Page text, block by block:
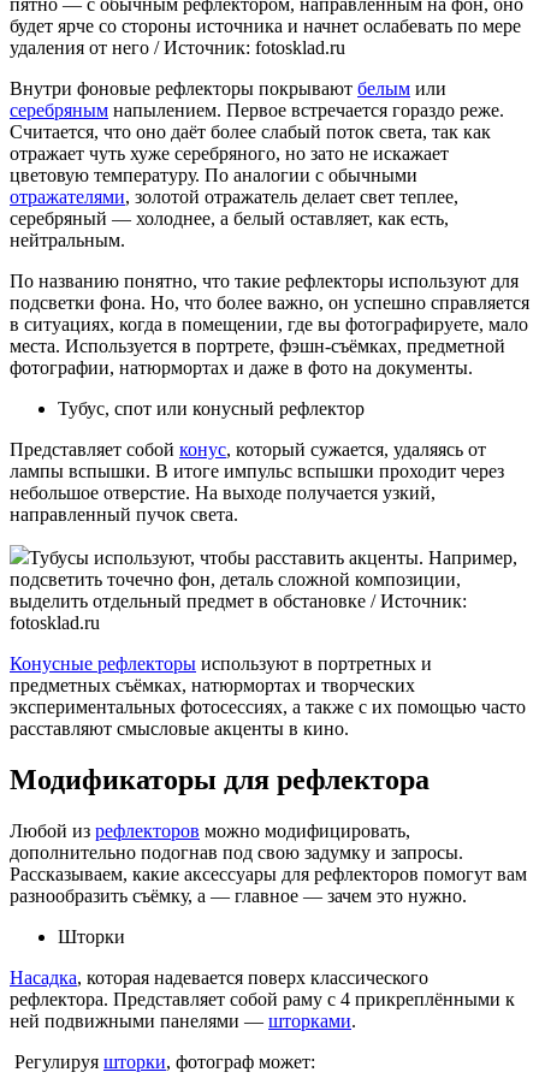
пятно — с обычным рефлектором, направленным на фон, оно
будет ярче со стороны источника и начнет ослабевать по мере
удаления от него / Источник: fotosklad.ru
Внутри фоновые рефлекторы покрывают белым или
серебряным напылением. Первое встречается гораздо реже.
Считается, что оно даёт более слабый поток света, так как
отражает чуть хуже серебряного, но зато не искажает
цветовую температуру. По аналогии с обычными
отражателями, золотой отражатель делает свет теплее,
серебряный — холоднее, а белый оставляет, как есть,
нейтральным.
По названию понятно, что такие рефлекторы используют для
подсветки фона. Но, что более важно, он успешно справляется
в ситуациях, когда в помещении, где вы фотографируете, мало
места. Используется в портрете, фэшн-съёмках, предметной
фотографии, натюрмортах и даже в фото на документы.
Тубус, спот или конусный рефлектор
Представляет собой конус, который сужается, удаляясь от
лампы вспышки. В итоге импульс вспышки проходит через
небольшое отверстие. На выходе получается узкий,
направленный пучок света.
Тубусы используют, чтобы расставить акценты. Например,
подсветить точечно фон, деталь сложной композиции,
выделить отдельный предмет в обстановке / Источник:
fotosklad.ru
Конусные рефлекторы используют в портретных и
предметных съёмках, натюрмортах и творческих
экспериментальных фотосессиях, а также с их помощью часто
расставляют смысловые акценты в кино.
Модификаторы для рефлектора
Любой из рефлекторов можно модифицировать,
дополнительно подогнав под свою задумку и запросы.
Рассказываем, какие аксессуары для рефлекторов помогут вам
разнообразить съёмку, а — главное — зачем это нужно.
Шторки
Насадка, которая надевается поверх классического
рефлектора. Представляет собой раму с 4 прикреплёнными к
ней подвижными панелями — шторками.
Регулируя шторки, фотограф может: